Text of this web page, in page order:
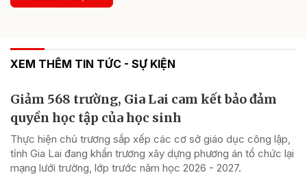
XEM THÊM TIN TỨC - SỰ KIỆN
Giảm 568 trường, Gia Lai cam kết bảo đảm
quyền học tập của học sinh
Thực hiện chủ trương sắp xếp các cơ sở giáo dục công lập,
tỉnh Gia Lai đang khẩn trương xây dựng phương án tổ chức lại
mạng lưới trường, lớp trước năm học 2026 - 2027.